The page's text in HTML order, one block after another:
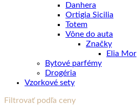
Danhera
Ortigia Sicilia
Totem
Vône do auta
Značky
Elia Mor
Bytové parfémy
Drogéria
Vzorkové sety
Filtrovať podľa ceny